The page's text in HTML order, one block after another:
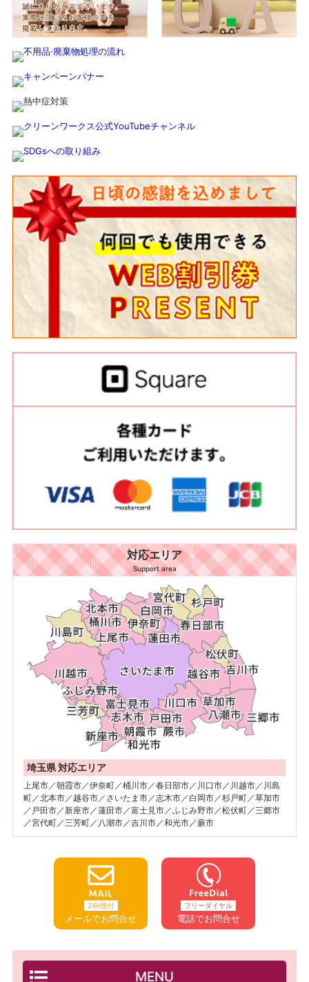
対応エリア
Support area
埼玉県 対応エリア
上尾市／朝霞市／伊奈町／桶川市／春日部市／川口市／川越市／川島
町／北本市／越谷市／さいたま市／志木市／白岡市／杉戸町／草加市
／戸田市／新座市／蓮田市／富士見市／ふじみ野市／松伏町／三郷市
／宮代町／三芳町／八潮市／吉川市／和光市／蕨市
24H受付
メールでお問合せ
フリーダイヤル
電話でお問合せ
MENU